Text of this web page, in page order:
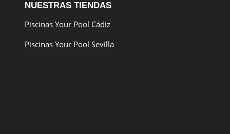
NUESTRAS TIENDAS
Piscinas Your Pool Cádiz
Piscinas Your Pool Sevilla